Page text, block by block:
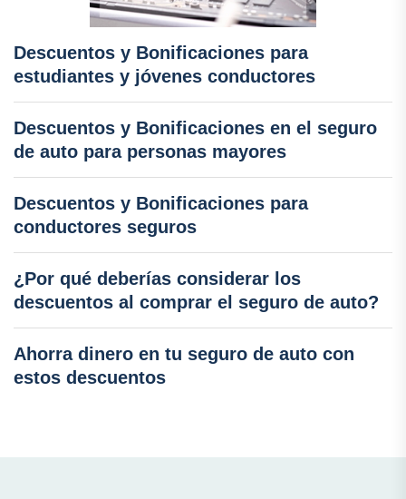
Descuentos y Bonificaciones para
estudiantes y jóvenes conductores
Descuentos y Bonificaciones en el seguro
de auto para personas mayores
Descuentos y Bonificaciones para
conductores seguros
¿Por qué deberías considerar los
descuentos al comprar el seguro de auto?
Ahorra dinero en tu seguro de auto con
estos descuentos